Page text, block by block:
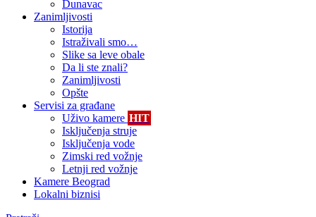
Dunavac
Zanimljivosti
Istorija
Istraživali smo…
Slike sa leve obale
Da li ste znali?
Zanimljivosti
Opšte
Servisi za građane
Uživo kamere HIT
Isključenja struje
Isključenja vode
Zimski red vožnje
Letnji red vožnje
Kamere Beograd
Lokalni biznisi